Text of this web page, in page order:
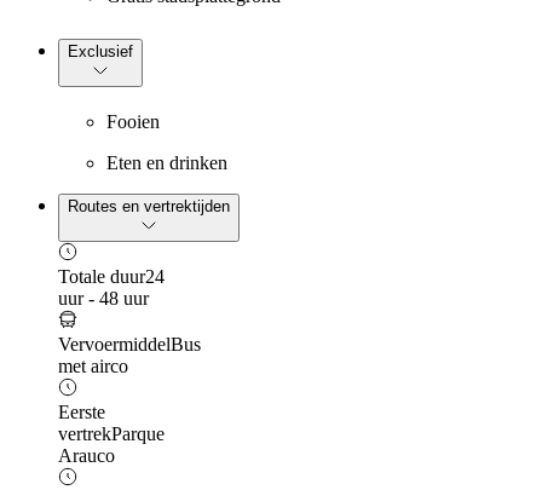
Exclusief
Fooien
Eten en drinken
Routes en vertrektijden
Totale duur24
uur - 48 uur
VervoermiddelBus
met airco
Eerste
vertrekParque
Arauco